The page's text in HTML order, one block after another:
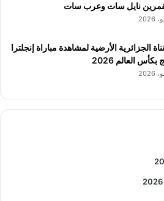
نايل سات وعرب سات
الجزائرية الأرضية لمشاهدة مباراة إنجلترا
العالم 2026